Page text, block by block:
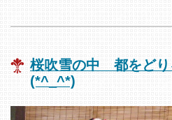
桜吹雪の中 都をどり
(*^_^*)